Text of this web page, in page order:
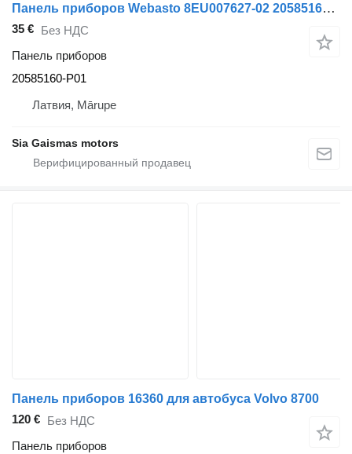
Панель приборов Webasto 8EU007627-02 20585160-P01 для автобуса Scania
35 € Без НДС
Панель приборов
20585160-P01
Латвия, Mārupe
Sia Gaismas motors
Панель приборов 16360 для автобуса Volvo 8700
120 € Без НДС
Панель приборов